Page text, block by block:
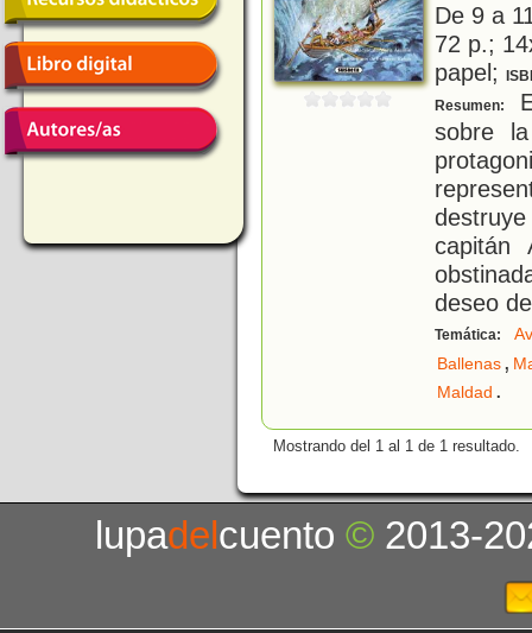
De 9 a
72 p.;
papel;
Resumen:
sobre
capitán
deseo
Temática:
Ballenas,
Maldad .
Mostrando del 1 al 1 de 1 resultado.
lupadelcuento© 2013-